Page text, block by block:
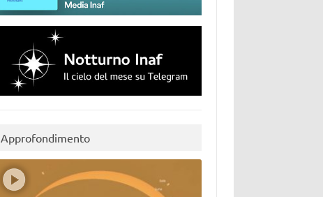
Approfondimento